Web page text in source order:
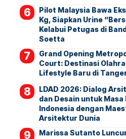
Pilot Malaysia Bawa
Kg, Siapkan Urine
Kelabui Petugas di
Soetta
Grand Opening
Court: Destinasi
Lifestyle Baru di
LDAD 2026: Dialog
dan Desain untuk Masa
Indonesia dengan
Arsitektur Dunia
Marissa Sutanto